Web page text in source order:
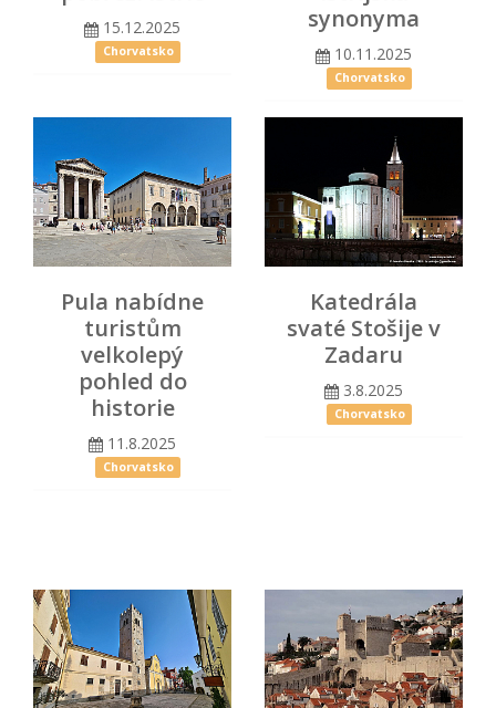
15.12.2025
Chorvatsko
synonyma
10.11.2025
Chorvatsko
Pula nabídne
turistům
velkolepý
pohled do
historie
11.8.2025
Chorvatsko
Katedrála
svaté Stošije v
Zadaru
3.8.2025
Chorvatsko